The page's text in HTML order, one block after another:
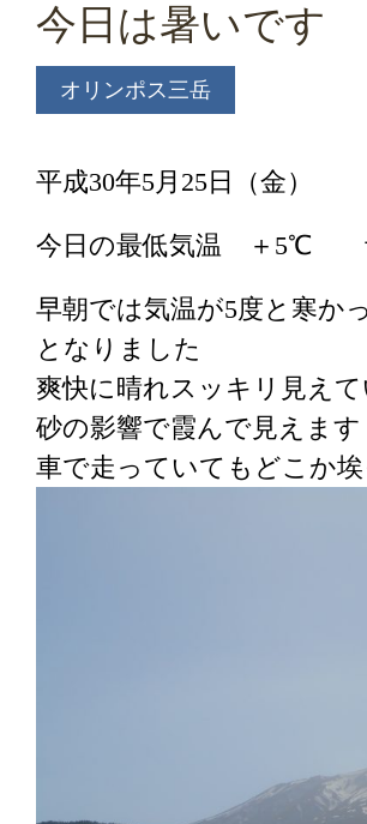
今日は暑いです
オリンポス三岳
平成30年5月25日（金）
今日の最低気温 ＋5℃
早朝では気温が5度と寒か
となりました
爽快に晴れスッキリ見え
砂の影響で霞んで見えます
車で走っていてもどこか